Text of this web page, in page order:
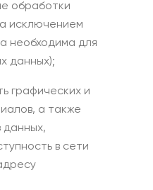
обработки
исключением
необходима для
данных);
графических и
а также
данных,
в сети